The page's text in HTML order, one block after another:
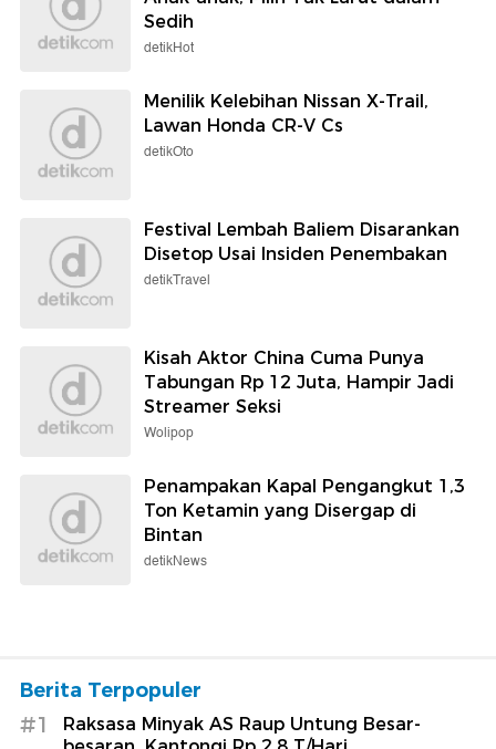
Sedih
detikHot
Menilik Kelebihan Nissan X-Trail,
Lawan Honda CR-V Cs
detikOto
Festival Lembah Baliem Disarankan
Disetop Usai Insiden Penembakan
detikTravel
Kisah Aktor China Cuma Punya
Tabungan Rp 12 Juta, Hampir Jadi
Streamer Seksi
Wolipop
Penampakan Kapal Pengangkut 1,3
Ton Ketamin yang Disergap di
Bintan
detikNews
Berita Terpopuler
#1
Raksasa Minyak AS Raup Untung Besar-